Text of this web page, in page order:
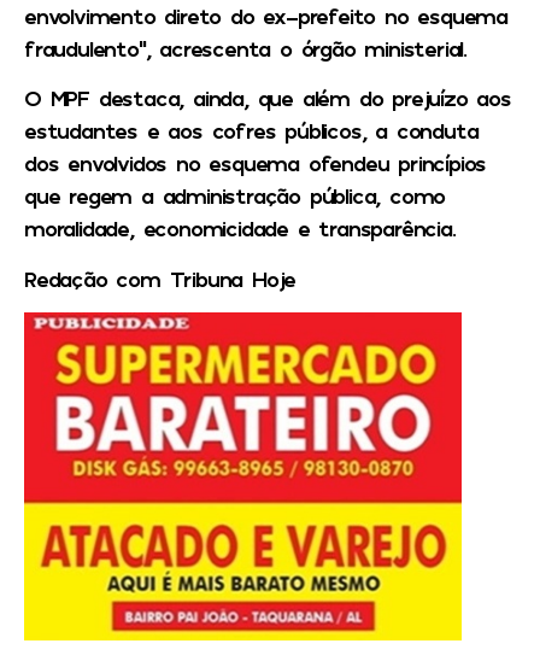
envolvimento direto do ex-prefeito no esquema
fraudulento”, acrescenta o órgão ministerial.
O MPF destaca, ainda, que além do prejuízo aos
estudantes e aos cofres públicos, a conduta
dos envolvidos no esquema ofendeu princípios
que regem a administração pública, como
moralidade, economicidade e transparência.
Redação com Tribuna Hoje